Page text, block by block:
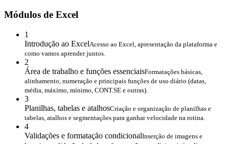
Módulos de Excel
1
Introdução ao ExcelAcesso ao Excel, apresentação da plataforma e
como vamos aprender juntos.
2
Área de trabalho e funções essenciaisFormatações básicas,
alinhamento, numeração e principais funções de uso diário (datas,
média, máximo, mínimo, CONT.SE e outras).
3
Planilhas, tabelas e atalhosCriação e organização de planilhas e
tabelas, atalhos e segmentações para ganhar velocidade na rotina.
4
Validações e formatação condicionalInserção de imagens e